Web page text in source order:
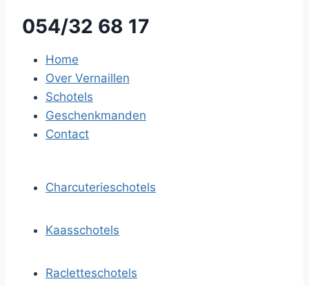
054/32 68 17
Home
Over Vernaillen
Schotels
Geschenkmanden
Contact
Charcuterieschotels
Kaasschotels
Racletteschotels